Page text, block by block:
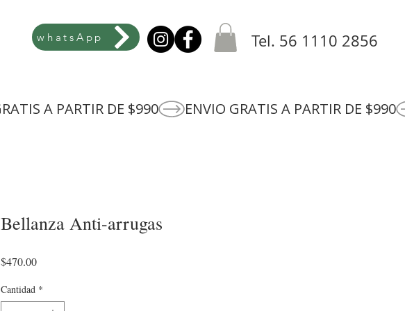
whatsApp Tel. 56 1110 2856
Bellanza Anti-arrugas
$470.00Precio
Cantidad *